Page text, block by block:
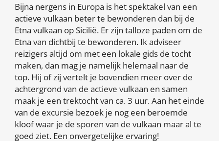
Bijna nergens in Europa is het spektakel van een
actieve vulkaan beter te bewonderen dan bij de
Etna vulkaan op Sicilië. Er zijn talloze paden om de
Etna van dichtbij te bewonderen. Ik adviseer
reizigers altijd om met een lokale gids de tocht
maken, dan mag je namelijk helemaal naar de
top. Hij of zij vertelt je bovendien meer over de
achtergrond van de actieve vulkaan en samen
maak je een trektocht van ca. 3 uur. Aan het einde
van de excursie bezoek je nog een beroemde
kloof waar je de sporen van de vulkaan maar al te
goed ziet. Een onvergetelijke ervaring!